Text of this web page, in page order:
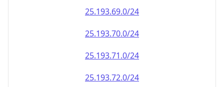
25.193.69.0/24
25.193.70.0/24
25.193.71.0/24
25.193.72.0/24